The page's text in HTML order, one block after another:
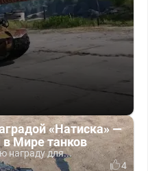
«Натиска» —
в Мире танков
награду для...
4